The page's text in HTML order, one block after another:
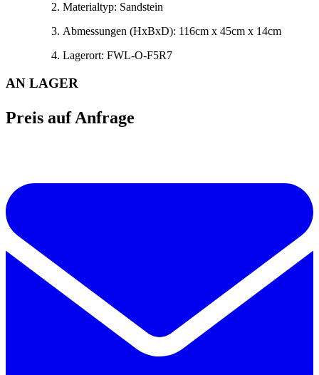
Materialtyp: Sandstein
Abmessungen (HxBxD): 116cm x 45cm x 14cm
Lagerort: FWL-O-F5R7
AN LAGER
Preis auf Anfrage